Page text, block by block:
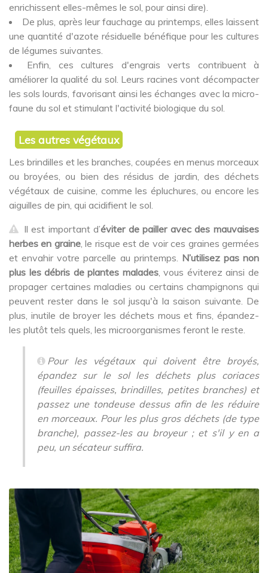
enrichissent elles-mêmes le sol, pour ainsi dire).
De plus, après leur fauchage au printemps, elles laissent
une quantité d'azote résiduelle bénéfique pour les cultures
de légumes suivantes.
Enfin, ces cultures d'engrais verts contribuent à
améliorer la qualité du sol. Leurs racines vont décompacter
les sols lourds, favorisant ainsi les échanges avec la micro-
faune du sol et stimulant l'activité biologique du sol.
Les autres végétaux
Les brindilles et les branches, coupées en menus morceaux
ou broyées, ou bien des résidus de jardin, des déchets
végétaux de cuisine, comme les épluchures, ou encore les
aiguilles de pin, qui acidifient le sol.
Il est important d’éviter de pailler avec des mauvaises
herbes en graine, le risque est de voir ces graines germées
et envahir votre parcelle au printemps. N’utilisez pas non
plus les débris de plantes malades, vous éviterez ainsi de
propager certaines maladies ou certains champignons qui
peuvent rester dans le sol jusqu'à la saison suivante. De
plus, inutile de broyer les déchets mous et fins, épandez-
les plutôt tels quels, les microorganismes feront le reste.
Pour les végétaux qui doivent être broyés,
épandez sur le sol les déchets plus coriaces
(feuilles épaisses, brindilles, petites branches) et
passez une tondeuse dessus afin de les réduire
en morceaux. Pour les plus gros déchets (de type
branche), passez-les au broyeur ; et s'il y en a
peu, un sécateur suffira.